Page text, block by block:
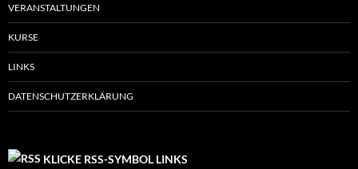
VERANSTALTUNGEN
KURSE
LINKS
DATENSCHUTZERKLÄRUNG
KLICKE RSS-SYMBOL LINKS